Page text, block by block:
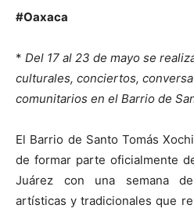
#Oaxaca
* Del 17 al 23 de mayo se
culturales, conciertos,
comunitarios en el Barrio de
El Barrio de Santo Tomás
de formar parte oficialmente
Juárez con una semana
artísticas y tradicionales que